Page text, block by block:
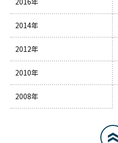
2014年
2012年
2010年
2008年